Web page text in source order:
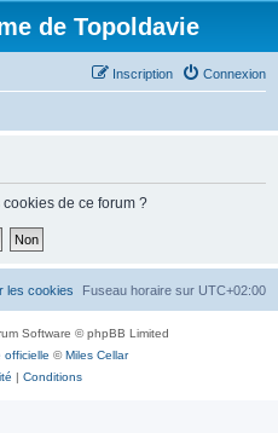
de Topoldavie
Connexion
Inscription
de ce forum ?
Fuseau horaire sur UTC+02:00
les cookies
Software © phpBB Limited
officielle ©Miles Cellar
| Conditions